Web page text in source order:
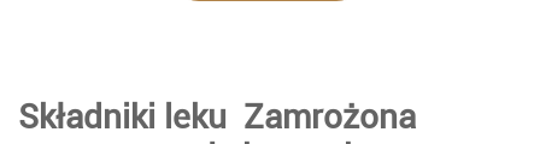
Składniki leku Zamrożona